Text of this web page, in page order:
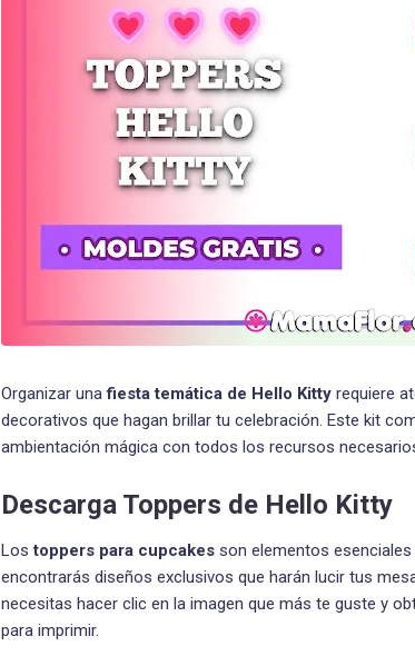
Organizar unafiesta temática de Hello Kitty requiere
decorativos que hagan brillar tu celebración. Este kit
ambientación mágica con todos los recursos
Descarga Toppers de Hello Kitty
Lostoppers para cupcakes son elementos
encontrarás diseños exclusivos que harán lucir tus
necesitas hacer clic en la imagen que más te guste y
para imprimir.